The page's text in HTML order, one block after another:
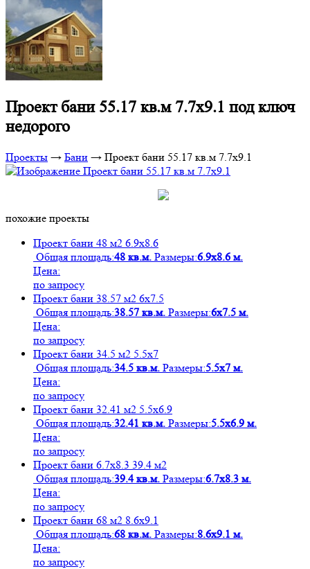
Проект бани 55.17 кв.м 7.7х9.1 под ключ
недорого
Проекты → Бани → Проект бани 55.17 кв.м 7.7х9.1
похожие проекты
Проект бани 48 м2 6.9х8.6
Общая площадь:48 кв.м. Размеры:6.9х8.6 м.
Цена:
по запросу
Проект бани 38.57 м2 6х7.5
Общая площадь:38.57 кв.м. Размеры:6х7.5 м.
Цена:
по запросу
Проект бани 34.5 м2 5.5х7
Общая площадь:34.5 кв.м. Размеры:5.5х7 м.
Цена:
по запросу
Проект бани 32.41 м2 5.5х6.9
Общая площадь:32.41 кв.м. Размеры:5.5х6.9 м.
Цена:
по запросу
Проект бани 6.7х8.3 39.4 м2
Общая площадь:39.4 кв.м. Размеры:6.7х8.3 м.
Цена:
по запросу
Проект бани 68 м2 8.6х9.1
Общая площадь:68 кв.м. Размеры:8.6х9.1 м.
Цена:
по запросу